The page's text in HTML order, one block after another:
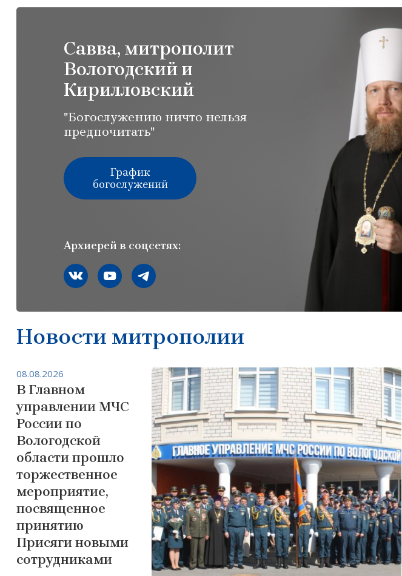
Савва, митрополит
Вологодский и
Кирилловский
"Богослужению ничто нельзя
предпочитать"
График
богослужений
Архиерей в соцсетях:
Мы вконтакте
Мы в youtubeМы в telegram
Новости митрополии
В Главном
управлении МЧС
России по
Вологодской
области прошло
торжественное
мероприятие,
посвященное
принятию
Присяги новыми
сотрудниками
08.08.2026